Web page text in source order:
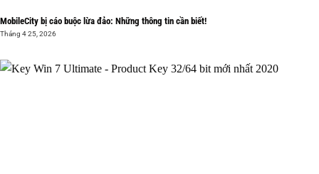
MobileCity bị cáo buộc lừa đảo: Những thông tin cần biết!
Tháng 4 25, 2026